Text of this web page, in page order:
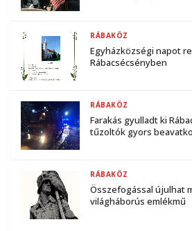
Egyházközségi napot
Rábacsécsényben
RÁBAKÖZ
Farakás gyulladt ki
tűzoltók gyors
RÁBAKÖZ
Összefogással újulhat
világháborús emlékmű
RÁBAKÖZ